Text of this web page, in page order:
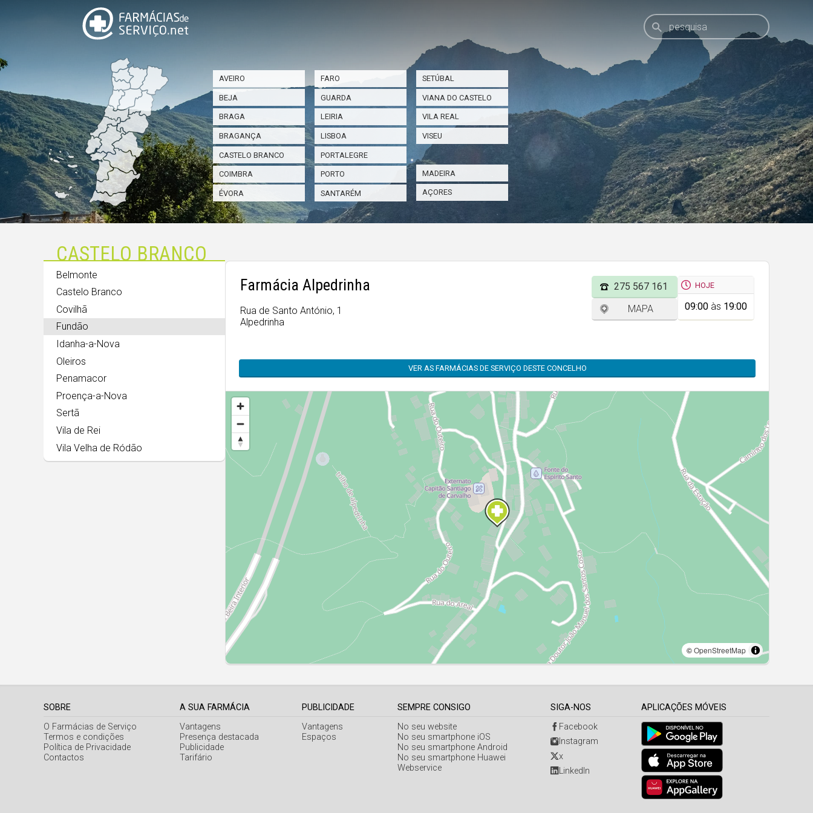
AVEIRO
BEJA
BRAGA
BRAGANÇA
CASTELO BRANCO
COIMBRA
ÉVORA
FARO
GUARDA
LEIRIA
LISBOA
PORTALEGRE
PORTO
SANTARÉM
SETÚBAL
VIANA DO CASTELO
VILA REAL
VISEU
MADEIRA
AÇORES
CASTELO BRANCO
Belmonte
Castelo Branco
Covilhã
Fundão
Idanha-a-Nova
Oleiros
Penamacor
Proença-a-Nova
Sertã
Vila de Rei
Vila Velha de Ródão
Farmácia Alpedrinha
Rua de Santo António, 1
Alpedrinha
275 567 161
MAPA
HOJE
09:00às 19:00
VER AS FARMÁCIAS DE SERVIÇO DESTE CONCELHO
SOBRE
O Farmácias de Serviço
Termos e condições
Política de Privacidade
Contactos
A SUA FARMÁCIA
Vantagens
Presença destacada
Publicidade
Tarifário
PUBLICIDADE
Vantagens
Espaços
SEMPRE CONSIGO
No seu website
No seu smartphone iOS
No seu smartphone Android
No seu smartphone Huawei
Webservice
SIGA-NOS
Facebook
Instagram
x
LinkedIn
APLICAÇÕES MÓVEIS